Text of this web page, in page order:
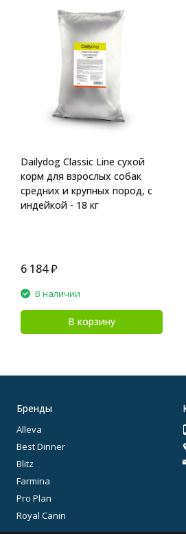
Dailydog Classic Line сухой
корм для взрослых собак
средних и крупных пород, с
индейкой - 18 кг
6 184₽
В наличии
В корзину
Бренды
Alleva
Best Dinner
Blitz
Farmina
Pro Plan
Royal Canin